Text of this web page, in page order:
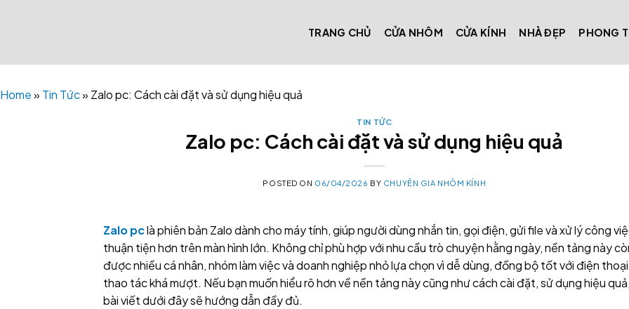
TRANG CHỦ CỬA NHÔM CỬA KÍNH NHÀ ĐẸP PHONG
Home» Tin Tức» Zalo pc: Cách cài đặt và sử dụng hiệu quả
TIN TỨC
Zalo pc: Cách cài đặt và sử dụng hiệu quả
POSTED ON 06/04/2026 BY CHUYÊN GIA NHÔM KÍNH
Zalo pclà phiên bản Zalo dành cho máy tính, giúp người dùng nhắn tin, gọi điện, gửi file và xử lý công
thuận tiện hơn trên màn hình lớn. Không chỉ phù hợp với nhu cầu trò chuyện hằng ngày, nền tảng này
được nhiều cá nhân, nhóm làm việc và doanh nghiệp nhỏ lựa chọn vì dễ dùng, đồng bộ tốt với điện
thao tác khá mượt. Nếu bạn muốn hiểu rõ hơn về nền tảng này cũng như cách cài đặt, sử dụng hiệu quả,
bài viết dưới đây sẽ hướng dẫn đầy đủ.